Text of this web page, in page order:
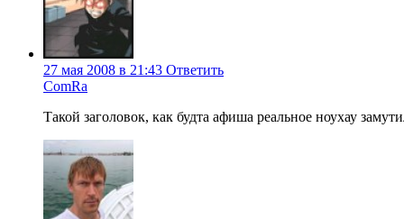
27 мая 2008 в 21:43 Ответить
ComRa
Такой заголовок, как будта афиша реальное ноухау